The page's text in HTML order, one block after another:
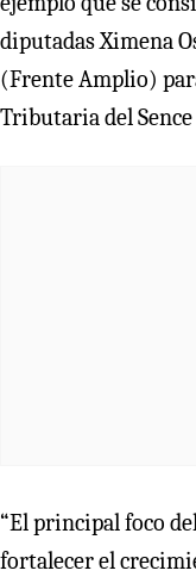
diputadas Ximena
(Frente Amplio)
Tributaria del
“El principal foco
fortalecer el